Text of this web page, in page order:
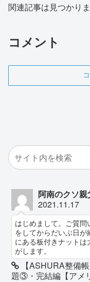
関連記事は見つかり
コメント
阿南のクソ親
2021.11.17
はじめまして。ご質
をしてからだいぶ日
にある板付きナット
がします。
【ASHURA整備
題③・完結編【アメ